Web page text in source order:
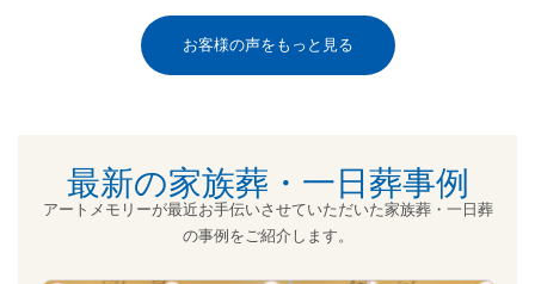
お客様の声をもっと見る
最新の家族葬・一日葬事例
アートメモリーが最近お手伝いさせていただいた家族葬・一日葬
の事例をご紹介します。